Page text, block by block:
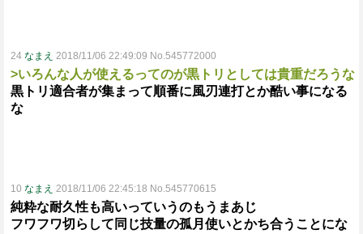
24 なまえ 2018/11/06 22:49:09 No.545772000
>いろんな人が使えるってのが黒トリとしては貴重だろうな
黒トリ適合者が集まって順番に風刃連打とか酷い事になる
な
10 なまえ 2018/11/06 22:45:18 No.545770615
純粋な耐久性も高いっていうのもうまあじ
フワフワ切らして同じ技量の孤月使いとかち合うことにな